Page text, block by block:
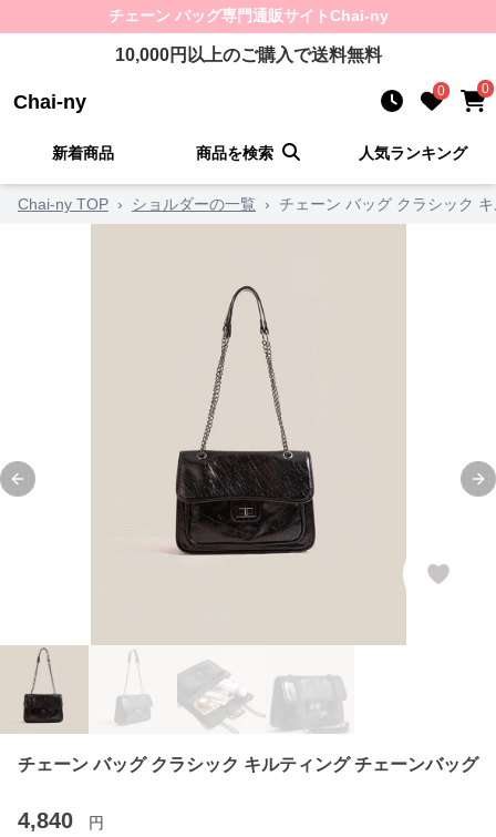
チェーン バッグ専門通販サイトChai-ny
10,000円以上のご購入で送料無料
Chai-ny 0 0
新着商品 商品を検索 人気ランキング
Chai-ny TOP › ショルダーの一覧 › チェーン バッグ クラシック
Previous slide
チェーン バッグ クラシック キルティング チェーンバッグ
4,840 円